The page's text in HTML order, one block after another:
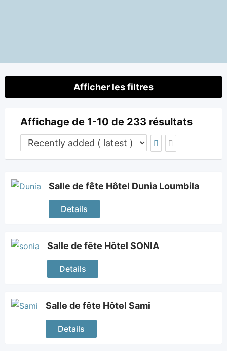
Afficher les filtres
Affichage de 1-10 de 233 résultats
Salle de fête Hôtel Dunia Loumbila
Details
Salle de fête Hôtel SONIA
Details
Salle de fête Hôtel Sami
Details